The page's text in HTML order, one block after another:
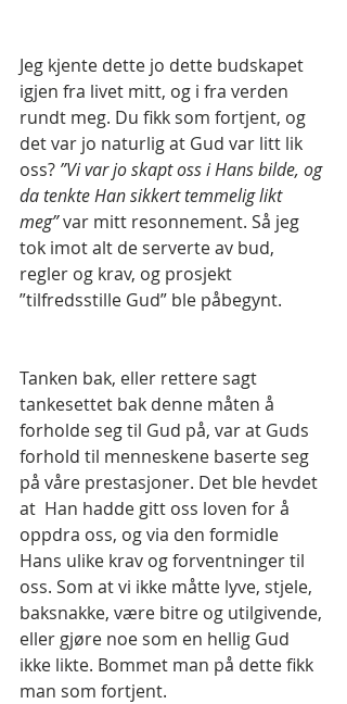
Jeg kjente dette jo dette budskapet
igjen fra livet mitt, og i fra verden
rundt meg. Du fikk som fortjent, og
det var jo naturlig at Gud var litt lik
oss? ”Vi var jo skapt oss i Hans bilde, og
da tenkte Han sikkert temmelig likt
meg” var mitt resonnement. Så jeg
tok imot alt de serverte av bud,
regler og krav, og prosjekt
”tilfredsstille Gud” ble påbegynt.
Tanken bak, eller rettere sagt
tankesettet bak denne måten å
forholde seg til Gud på, var at Guds
forhold til menneskene baserte seg
på våre prestasjoner. Det ble hevdet
at  Han hadde gitt oss loven for å
oppdra oss, og via den formidle
Hans ulike krav og forventninger til
oss. Som at vi ikke måtte lyve, stjele,
baksnakke, være bitre og utilgivende,
eller gjøre noe som en hellig Gud
ikke likte. Bommet man på dette fikk
man som fortjent.